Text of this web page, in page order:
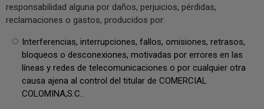
responsabilidad alguna por daños, perjuicios, pérdidas,
reclamaciones o gastos, producidos por:
Interferencias, interrupciones, fallos, omisiones, retrasos,
bloqueos o desconexiones, motivadas por errores en las
líneas y redes de telecomunicaciones o por cualquier otra
causa ajena al control del titular de COMERCIAL
COLOMINA,S.C..